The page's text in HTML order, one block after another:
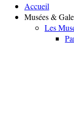
Accueil
Musées &
Les